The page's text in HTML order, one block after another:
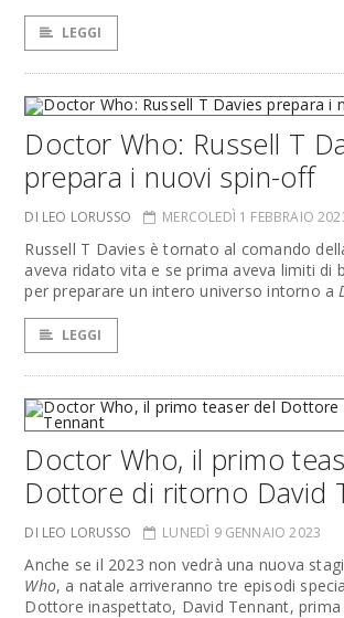
LEGGI
Doctor Who: Russell T
prepara i nuovi spin-off
DI LEO LORUSSO MERCOLEDÌ 1 FEBBRAIO
Russell T Davies è tornato al comando
aveva ridato vita e se prima aveva limiti di
per preparare un intero universo intorno a
LEGGI
Doctor Who, il primo
Dottore di ritorno David
DI LEO LORUSSO LUNEDÌ 9 GENNAIO 2023
Anche se il 2023 non vedrà una nuova
Who, a natale arriveranno tre episodi
Dottore inaspettato, David Tennant, prima